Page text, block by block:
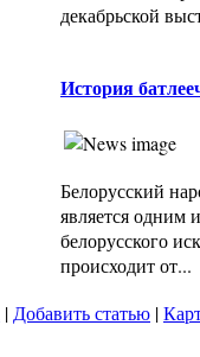
декабрьской
История
Белорусский
является одним
белорусского
происходит от...
| Добавить статью |